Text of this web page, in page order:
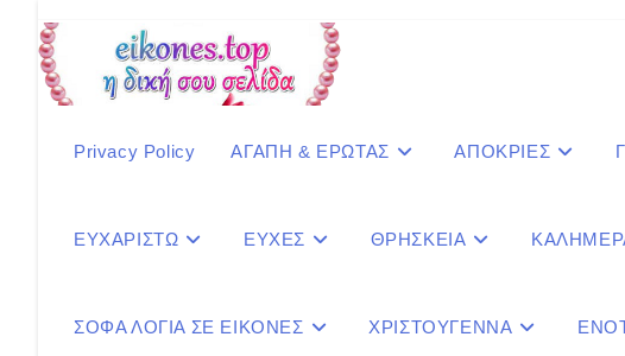
content
Privacy Policy ΑΓΑΠΗ & ΕΡΩΤΑΣ ΑΠΟΚΡΙΕΣ
ΕΥΧΑΡΙΣΤΩ ΕΥΧΕΣ ΘΡΗΣΚΕΙΑ
ΣΟΦΑ ΛΟΓΙΑ ΣΕ ΕΙΚΟΝΕΣ ΧΡΙΣΤΟΥΓΕΝΝΑ